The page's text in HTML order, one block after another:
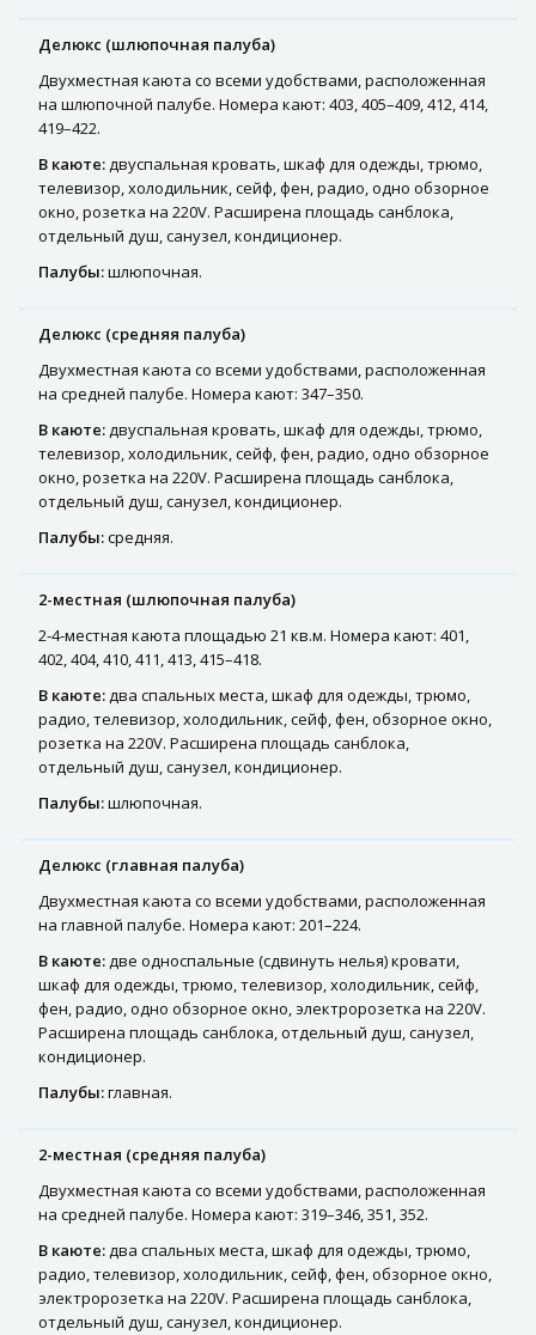
Делюкс (шлюпочная палуба)
Двухместная каюта со всеми удобствами, расположенная
на шлюпочной палубе. Номера кают: 403, 405–409, 412, 414,
419–422.
В каюте:двуспальная кровать, шкаф для одежды, трюмо,
телевизор, холодильник, сейф, фен, радио, одно обзорное
окно, розетка на 220V. Расширена площадь санблока,
отдельный душ, санузел, кондиционер.
Палубы:шлюпочная.
Делюкс (средняя палуба)
Двухместная каюта со всеми удобствами, расположенная
на средней палубе. Номера кают: 347–350.
В каюте:двуспальная кровать, шкаф для одежды, трюмо,
телевизор, холодильник, сейф, фен, радио, одно обзорное
окно, розетка на 220V. Расширена площадь санблока,
отдельный душ, санузел, кондиционер.
Палубы:средняя.
2-местная (шлюпочная палуба)
2-4-местная каюта площадью 21 кв.м. Номера кают: 401,
402, 404, 410, 411, 413, 415–418.
В каюте:два спальных места, шкаф для одежды, трюмо,
радио, телевизор, холодильник, сейф, фен, обзорное окно,
розетка на 220V. Расширена площадь санблока,
отдельный душ, санузел, кондиционер.
Палубы:шлюпочная.
Делюкс (главная палуба)
Двухместная каюта со всеми удобствами, расположенная
на главной палубе. Номера кают: 201–224.
В каюте:две односпальные (сдвинуть нелья) кровати,
шкаф для одежды, трюмо, телевизор, холодильник, сейф,
фен, радио, одно обзорное окно, электророзетка на 220V.
Расширена площадь санблока, отдельный душ, санузел,
кондиционер.
Палубы:главная.
2-местная (средняя палуба)
Двухместная каюта со всеми удобствами, расположенная
на средней палубе. Номера кают: 319–346, 351, 352.
В каюте:два спальных места, шкаф для одежды, трюмо,
радио, телевизор, холодильник, сейф, фен, обзорное окно,
электророзетка на 220V. Расширена площадь санблока,
отдельный душ, санузел, кондиционер.